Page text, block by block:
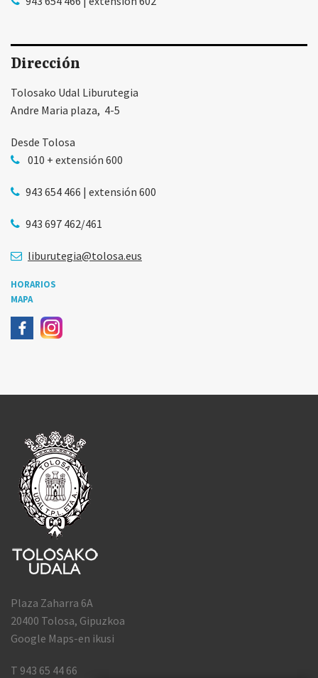
Dirección
Tolosako Udal Liburutegia
Andre Maria plaza, 4-5
Desde Tolosa
010 + extensión 600
943 654 466 | extensión 600
943 697 462/461
liburutegia@tolosa.eus
HORARIOS
MAPA
Plaza Zaharra 6A
20400 Tolosa, Gipuzkoa
Google Maps-en ikusi
T 943 65 44 66